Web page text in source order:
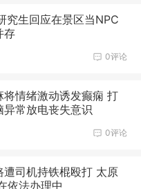
究生回应在景区当NPC
存
0评论
将情绪激动诱发癫痫 打
异常放电丧失意识
0评论
遭司机持铁棍殴打 太原
依法办理中